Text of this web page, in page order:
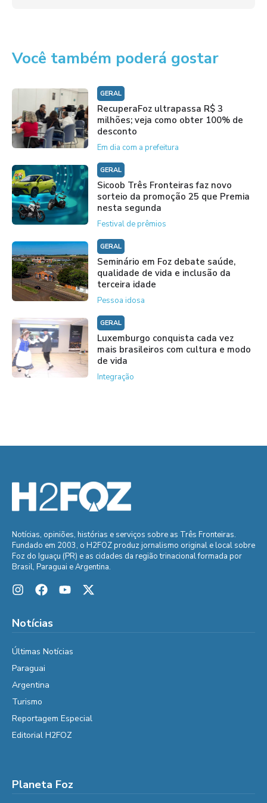
Você também poderá gostar
GERAL
RecuperaFoz ultrapassa R$ 3
milhões; veja como obter 100% de
desconto
Em dia com a prefeitura
GERAL
Sicoob Três Fronteiras faz novo
sorteio da promoção 25 que Premia
nesta segunda
Festival de prêmios
GERAL
Seminário em Foz debate saúde,
qualidade de vida e inclusão da
terceira idade
Pessoa idosa
GERAL
Luxemburgo conquista cada vez
mais brasileiros com cultura e modo
de vida
Integração
Notícias, opiniões, histórias e serviços sobre as Três Fronteiras.
Fundado em 2003, o H2FOZ produz jornalismo original e local sobre
Foz do Iguaçu (PR) e as cidades da região trinacional formada por
Brasil, Paraguai e Argentina.
Notícias
Últimas Notícias
Paraguai
Argentina
Turismo
Reportagem Especial
Editorial H2FOZ
Planeta Foz